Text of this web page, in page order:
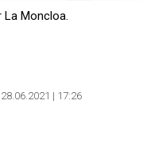
La Moncloa.
28.06.2021 | 17:26